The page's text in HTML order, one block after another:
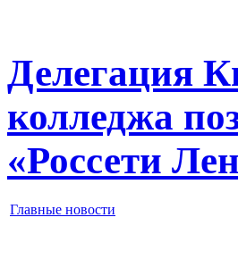
Делегация
колледжа
«Россети
Главные новости